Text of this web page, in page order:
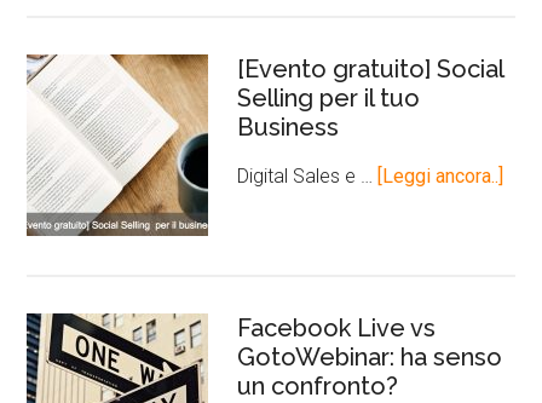
[Evento gratuito] Social
Selling per il tuo
Business
Digital Sales e … [Leggi ancora..]
Facebook Live vs
GotoWebinar: ha senso
un confronto?